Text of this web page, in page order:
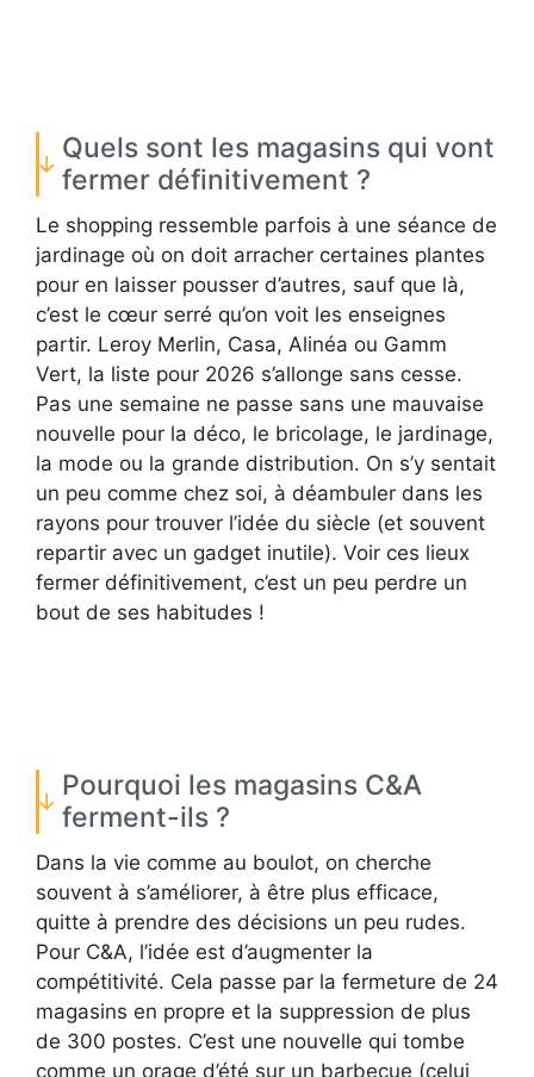
Quels sont les magasins qui vont
fermer définitivement ?
Le shopping ressemble parfois à une séance de
jardinage où on doit arracher certaines plantes
pour en laisser pousser d’autres, sauf que là,
c’est le cœur serré qu’on voit les enseignes
partir. Leroy Merlin, Casa, Alinéa ou Gamm
Vert, la liste pour 2026 s’allonge sans cesse.
Pas une semaine ne passe sans une mauvaise
nouvelle pour la déco, le bricolage, le jardinage,
la mode ou la grande distribution. On s’y sentait
un peu comme chez soi, à déambuler dans les
rayons pour trouver l’idée du siècle (et souvent
repartir avec un gadget inutile). Voir ces lieux
fermer définitivement, c’est un peu perdre un
bout de ses habitudes !
Pourquoi les magasins C&A
ferment-ils ?
Dans la vie comme au boulot, on cherche
souvent à s’améliorer, à être plus efficace,
quitte à prendre des décisions un peu rudes.
Pour C&A, l’idée est d’augmenter la
compétitivité. Cela passe par la fermeture de 24
magasins en propre et la suppression de plus
de 300 postes. C’est une nouvelle qui tombe
comme un orage d’été sur un barbecue (celui